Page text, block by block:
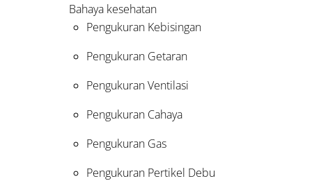
Bahaya kesehatan
Pengukuran Kebisingan
Pengukuran Getaran
Pengukuran Ventilasi
Pengukuran Cahaya
Pengukuran Gas
Pengukuran Pertikel Debu